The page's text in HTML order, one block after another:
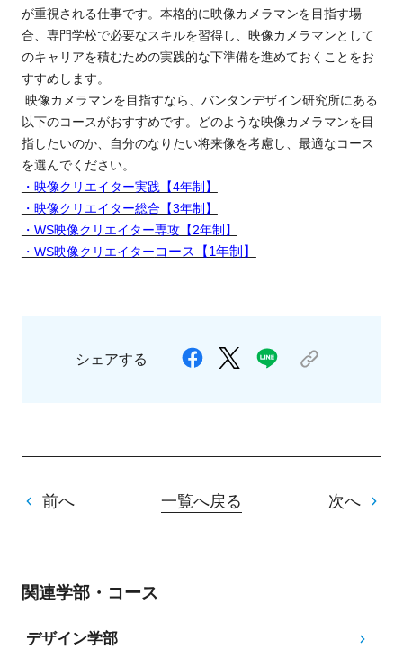
が重視される仕事です。本格的に映像カメラマンを目指す場
合、専門学校で必要なスキルを習得し、映像カメラマンとして
のキャリアを積むための実践的な下準備を進めておくことをお
すすめします。
映像カメラマンを目指すなら、バンタンデザイン研究所にある
以下のコースがおすすめです。どのような映像カメラマンを目
指したいのか、自分のなりたい将来像を考慮し、最適なコース
を選んでください。
・映像クリエイター実践【4年制】
・映像クリエイター総合【3年制】
・WS映像クリエイター専攻【2年制】
・WS映像クリエイターコース【1年制】
シェアする
前へ 一覧へ戻る 次へ
関連学部・コース
デザイン学部